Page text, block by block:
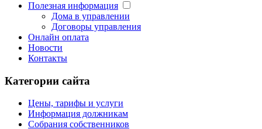
Полезная информация
Дома в управлении
Договоры управления
Онлайн оплата
Новости
Контакты
Категории сайта
Цены, тарифы и услуги
Информация должникам
Собрания собственников